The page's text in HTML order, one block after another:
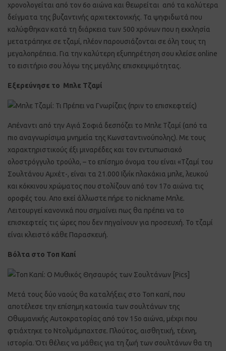
χρονολογείται από τον 6ο αιώνα και θεωρείται από τα καλύτερα
δείγματα της βυζαντινής αρχιτεκτονικής. Τα ψηφιδωτά που
καλύφθηκαν κατά τη διάρκεια των 500 χρόνων που η εκκλησία
μετατράπηκε σε τζαμί, πλέον παρουσιάζονται σε όλη τους τη
μεγαλοπρέπεια. Για την καλύτερη εξυπηρέτηση σου κλείσε online
το εισιτήριο σου λόγω της μεγάλης επισκεψιμότητας.
Εξερεύνησε το Μπλε Τζαμί
Απέναντι από την Αγιά Σοφιά δεσπόζει το Μπλε Τζαμί (από τα
πιο αναγνωρίσιμα μνημεία της Κωνσταντινούπολης). Με τους
χαρακτηριστικούς έξι μιναρέδες και τον εντυπωσιακό
ολοστρόγγυλο τρούλο, – το επίσημο όνομα του είναι «Τζαμί του
Σουλτάνου Αμχέτ-, είναι τα 21.000 Ιζνίκ πλακάκια μπλε, λευκού
και κόκκινου χρώματος που στολίζουν από τον 17ο αιώνα τις
οροφές του. Απο εκεί άλλωστε πήρε το nickname Μπλε.
Λειτουργεί κανονικά που σημαίνει πως θα πρέπει να το
επισκεφτείς τις ώρες που δεν πηγαίνουν για προσευχή. Το τζαμί
είναι κλειστό κάθε Παρασκευή.
Βόλτα στο Τοπ Καπί
Μετά τους δύο ναούς θα καταλήξεις στο Τοπ καπί, που
αποτέλεσε την επίσημη κατοικία των σουλτάνων της
Οθωμανικής Αυτοκρατορίας από τον 15ο αιώνα, μέχρι που
φτιάχτηκε το Ντολμάμπαχτσε. Πλούτος, αισθητική, τέχνη,
ιστορία. Ότι θέλεις να μάθεις για τη ζωή των σουλτάνων θα τη